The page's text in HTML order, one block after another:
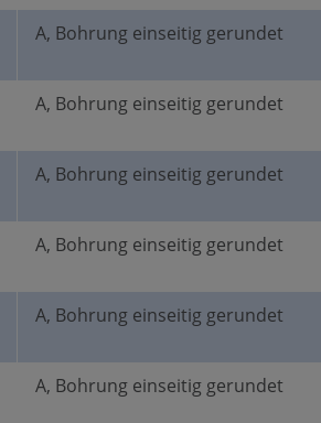
A, Bohrung einseitig gerundet
A, Bohrung einseitig gerundet
A, Bohrung einseitig gerundet
A, Bohrung einseitig gerundet
A, Bohrung einseitig gerundet
A, Bohrung einseitig gerundet